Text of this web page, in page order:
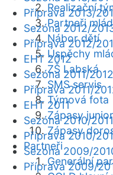
Realizační
Partneři
Nábor dětí
Úspěchy
ZŠ Labská
SMS servis
Týmová fota
Zápasy
Zápasy
Partneři
Generální
Příprava 2013/
Sezóna 2012/
Příprava 2012/
EHT 2012
Sezóna 2011/2012
Příprava 2011/
EHT 2011
Sezóna 2010/2011
Příprava 2010/
Sezóna 2009/
Příprava 2009/